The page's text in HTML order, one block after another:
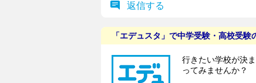
返信する